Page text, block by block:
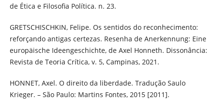
de Ética e Filosofia Política. n. 23.
GRETSCHISCHKIN, Felipe. Os sentidos do reconhecimento:
reforçando antigas certezas. Resenha de Anerkennung: Eine
europäische Ideengeschichte, de Axel Honneth. Dissonância:
Revista de Teoria Crítica, v. 5, Campinas, 2021.
HONNET, Axel. O direito da liberdade. Tradução Saulo
Krieger. – São Paulo: Martins Fontes, 2015 [2011].